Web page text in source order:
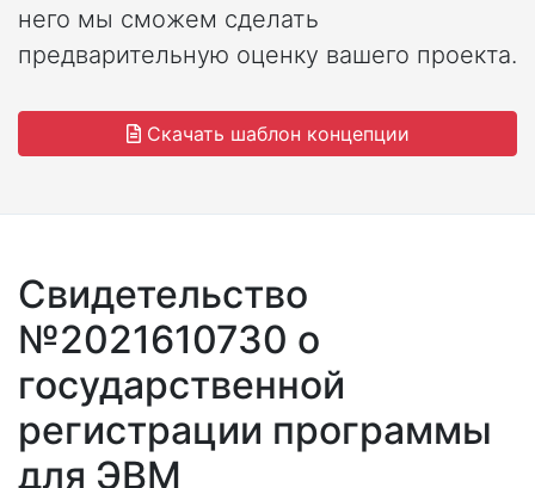
него мы сможем сделать
предварительную оценку вашего проекта.
Скачать шаблон концепции
Свидетельство
№2021610730 о
государственной
регистрации программы
для ЭВМ